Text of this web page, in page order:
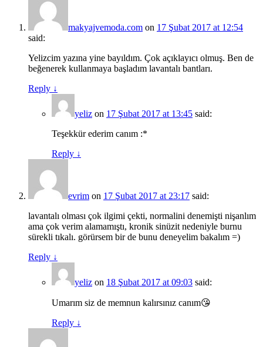
makyajvemoda.com on 17 Şubat 2017 at 12:54
said:
Yelizcim yazına yine bayıldım. Çok açıklayıcı olmuş. Ben de
beğenerek kullanmaya başladım lavantalı bantları.
Reply ↓
yeliz on 17 Şubat 2017 at 13:45 said:
Teşekkür ederim canım :*
Reply ↓
evrim on 17 Şubat 2017 at 23:17 said:
lavantalı olması çok ilgimi çekti, normalini denemişti nişanlım
ama çok verim alamamıştı, kronik sinüzit nedeniyle burnu
sürekli tıkalı. görürsem bir de bunu deneyelim bakalım =)
Reply ↓
yeliz on 18 Şubat 2017 at 09:03 said:
Umarım siz de memnun kalırsınız canım😘
Reply ↓